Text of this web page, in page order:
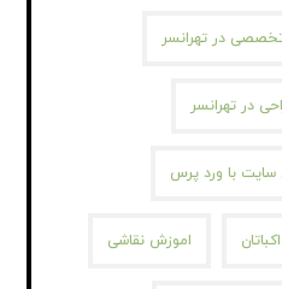
در تهرانسر
در تهرانسر
با ورد پرس
اموزش نقاشی